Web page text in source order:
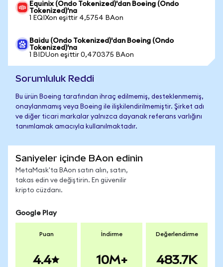
Equinix (Ondo Tokenized)'dan Boeing (Ondo
Tokenized)'na
1 EQIXon eşittir 4,5754 BAon
Baidu (Ondo Tokenized)'dan Boeing (Ondo
Tokenized)'na
1 BIDUon eşittir 0,470375 BAon
Sorumluluk Reddi
Bu ürün Boeing tarafından ihraç edilmemiş, desteklenmemiş,
onaylanmamış veya Boeing ile ilişkilendirilmemiştir. Şirket adı
ve diğer ticari markalar yalnızca dayanak referans varlığını
tanımlamak amacıyla kullanılmaktadır.
Saniyeler içinde BAon edinin
MetaMask'ta BAon satın alın, satın,
takas edin ve değiştirin. En güvenilir
kripto cüzdanı.
Google Play
Puan
4.4
İndirme
10M+
Değerlendirme
483.7K